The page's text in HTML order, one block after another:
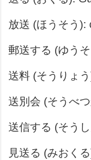
放送 (ほうそう):
郵送する (ゆう
送料 (そうりょ
送別会 (そうべ
送信する (そう
見送る (みおく